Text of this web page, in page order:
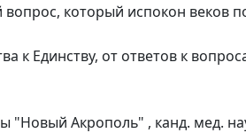
который испокон веков
к Единству, от ответов к
"Новый Акрополь" , канд. мед.